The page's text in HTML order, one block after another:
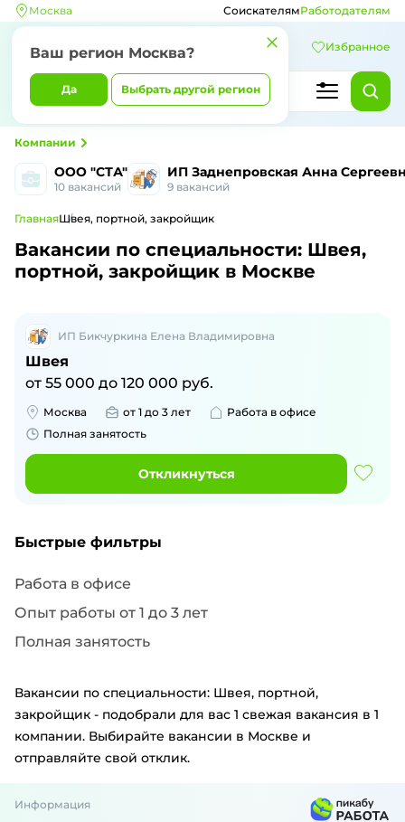
Москва
Ваш регион Москва?
Да Выбрать другой регион
СоискателямРаботодателям
Избранное
ООО "СТА"
10 вакансий
ИП Заднепровская Анна
9 вакансий
Компании
ГлавнаяШвея, портной, закройщик
Вакансии по специальности: Швея,
портной, закройщик в Москве
ИП Бикчуркина Елена Владимировна
Швея
от 55 000 до 120 000 руб.
Москва от 1 до 3 лет
Работа в офисе
Полная занятость
Откликнуться
Быстрые фильтры
Работа в офисе
Опыт работы от 1 до 3 лет
Полная занятость
Вакансии по специальности: Швея, портной,
закройщик - подобрали для вас 1 свежая вакансия в 1
компании. Выбирайте вакансии в Москве и
отправляйте свой отклик.
Информация